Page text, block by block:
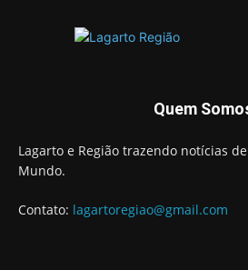
Quem
Lagarto e Região trazendo notícias
Mundo.
Contato: lagartoregiao@gmail.com